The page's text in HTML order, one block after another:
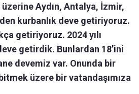
Aydın, Antalya, İzmir,
kurbanlık deve getiriyoruz.
getiriyoruz. 2024 yılı
getirdik. Bunlardan 18’ini
devemiz var. Onunda bir
üzere bir vatandaşımıza